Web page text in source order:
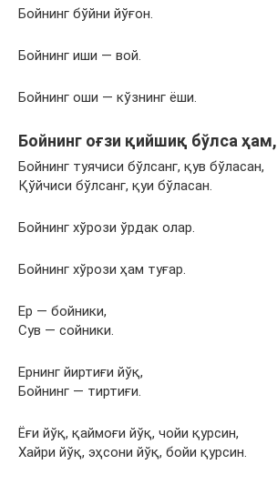
Бойнинг бўйни йўғон.
Бойнинг иши — вой.
Бойнинг оши — кўзнинг ёши.
Бойнинг оғзи қийшиқ бўлса ҳам,
Бойнинг туячиси бўлсанг, қув бўласан,
Қўйчиси бўлсанг, қуи бўласан.
Бойнинг хўрози ўрдак олар.
Бойнинг хўрози ҳам туғар.
Ер — бойники,
Сув — сойники.
Ернинг йиртиғи йўқ,
Бойнинг — тиртиғи.
Ёғи йўқ, қаймоғи йўқ, чойи қурсин,
Хайри йўқ, эҳсони йўқ, бойи қурсин.